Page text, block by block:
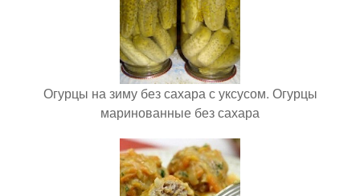
Огурцы на зиму без сахара с уксусом. Огурцы
маринованные без сахара